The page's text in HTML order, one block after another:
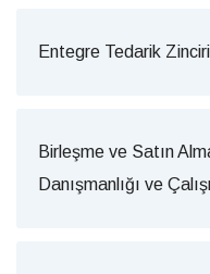
Entegre Tedarik
Birleşme ve Satın
Danışmanlığı ve